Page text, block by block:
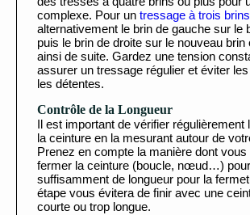
complexe. Pour un tressage à trois brins
alternativement le brin de gauche sur le
puis le brin de droite sur le nouveau brin
ainsi de suite. Gardez une tension
assurer un tressage régulier et éviter
les détentes.
Contrôle de la Longueur
Il est important de vérifier régulièrement
la ceinture en la mesurant autour de
Prenez en compte la manière dont vous
fermer la ceinture (boucle, nœud…)
suffisamment de longueur pour la
étape vous évitera de finir avec une
courte ou trop longue.